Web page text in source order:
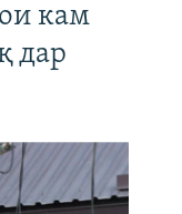
кам
дар